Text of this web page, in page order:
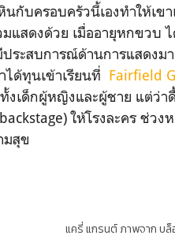
อบครัวนี้เองทำให้เขาเ
แสดงด้วย เมื่ออายุหกขวบ
ประสบการณ์ด้านการแสดงม
นเข้าเรียนที่ Fairfield
งเด็กผู้หญิงและผู้ชาย แต่ว่
ให้โรงละคร ช่ว
มสุข
แครี่ แกรนต์ ภาพจาก บล็